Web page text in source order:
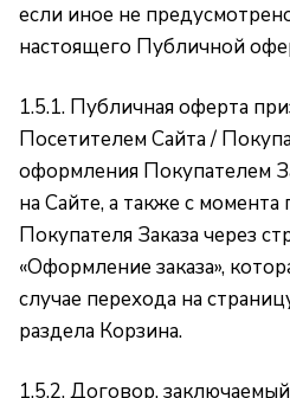
если иное не
настоящего Публичной
1.5.1. Публичная оферта
Посетителем Сайта /
оформления Покупателем
на Сайте, а также с момента
Покупателя Заказа через
«Оформление заказа»,
случае перехода на
раздела Корзина.
1.5.2. Договор,